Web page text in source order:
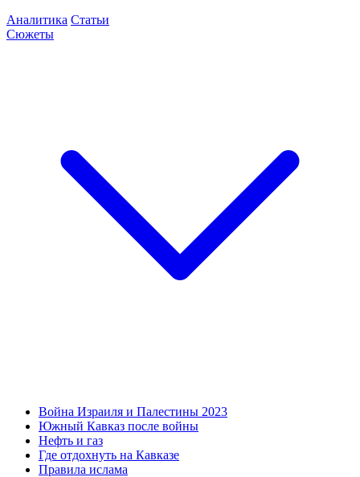
Аналитика Статьи
Сюжеты
Война Израиля и Палестины 2023
Южный Кавказ после войны
Нефть и газ
Где отдохнуть на Кавказе
Правила ислама